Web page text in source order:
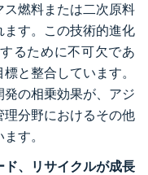
燃料または二次原料
す。この技術的進化
るために不可欠であ
と整合しています。
の相乗効果が、アジ
分野におけるその他
す。
、リサイクルが成長